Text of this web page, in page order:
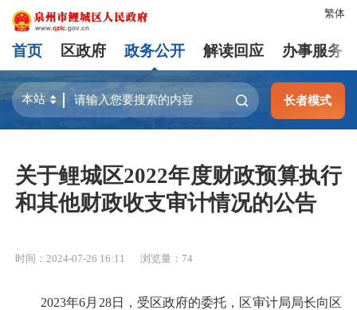
繁体
首页 区政府 政务公开 解读回应 办事服务
长者模式
关于鲤城区2022年度财政预算执行
和其他财政收支审计情况的公告
时间：2024-07-26 16:11 浏览量： 74
2023年6月28日，受区政府的委托，区审计局局长向区